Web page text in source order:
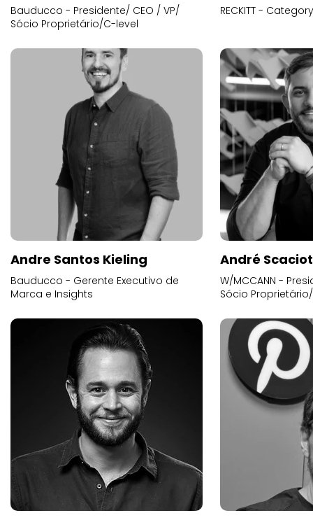
Bauducco - Presidente/ CEO / VP/
Sócio Proprietário/C-level
RECKITT -
Andre Santos Kieling
Bauducco - Gerente Executivo de
Marca e Insights
André
W/MCCANN -
Sócio